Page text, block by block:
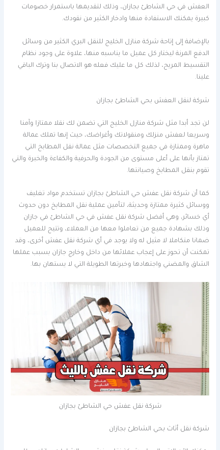
العفش في حي الشاطئ بجازان، وذلك لتقديمها باستمرار خصومات
كبيرة يمكنك الاستفادة منها وادخار الكثير من نقودك.
بالإضافة إلى إتاحة شركة منازل الخليج للنقل البري الكثير من وسائل
الدفع المرنة ليختار كل عميل ما يناسبه منها، علاوة على وجود نظام
التقسيط المريح، لذلك كل ما عليك فعله هو الاتصال بنا وترك الباقي
علينا.
شركة لنقل العفش بحي الشاطئ بجازان
لن تجد أبدا مثل شركة منازل الخليج التي تضمن لك نقلا ممتازا وآمنا
وسريعا لعفش منزلك ومنقولاتك وأغراضك، حيث إنها تملك عمالة
ماهرة وممتازة في جميع التخصصات مثل عمالة نقل المطابخ التي
تمتاز بأنها على أعلى مستوى من الجودة والحرفية والكفاءة والخبرة والتي
تقوم بنقل المطابخ وصيانتها.
كما أن شركة نقل عفش حي الشاطئ بجازان تستخدم مواد تغليف
ووسائل كثيرة ممتازة وحديثة، لتأمين عملية نقل المطابخ دون حدوث
أي خسائر، وهي أفضل شركة نقل عفش في حي الشاطئ في جازان
وذلك بشهادة جميع من تعاملوا معها من العملاء، وتتيح للعميل
ضمانا متكاملا لا مثيل له ولا يوجد في أي شركة نقل عفش أخرى، وقد
تمكنت أن تحوز على إعجاب عملائها من داخل وخارج جازان بسبب عملها
الشاق والمضني واجتهادها وخبرتها الطويلة التي لا يستهان بها.
شركة نقل عفش حي الشاطئ بجازان
شركة نقل أثاث بحي الشاطئ بجازان